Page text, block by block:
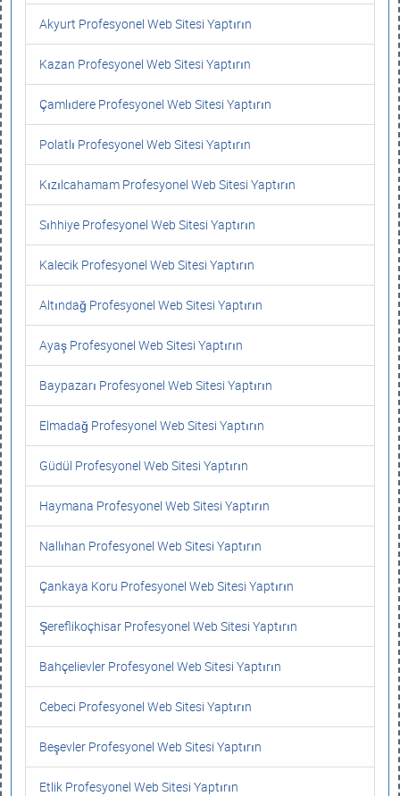
Akyurt Profesyonel Web Sitesi Yaptırın
Kazan Profesyonel Web Sitesi Yaptırın
Çamlıdere Profesyonel Web Sitesi Yaptırın
Polatlı Profesyonel Web Sitesi Yaptırın
Kızılcahamam Profesyonel Web Sitesi Yaptırın
Sıhhiye Profesyonel Web Sitesi Yaptırın
Kalecik Profesyonel Web Sitesi Yaptırın
Altındağ Profesyonel Web Sitesi Yaptırın
Ayaş Profesyonel Web Sitesi Yaptırın
Baypazarı Profesyonel Web Sitesi Yaptırın
Elmadağ Profesyonel Web Sitesi Yaptırın
Güdül Profesyonel Web Sitesi Yaptırın
Haymana Profesyonel Web Sitesi Yaptırın
Nallıhan Profesyonel Web Sitesi Yaptırın
Çankaya Koru Profesyonel Web Sitesi Yaptırın
Şereflikoçhisar Profesyonel Web Sitesi Yaptırın
Bahçelievler Profesyonel Web Sitesi Yaptırın
Cebeci Profesyonel Web Sitesi Yaptırın
Beşevler Profesyonel Web Sitesi Yaptırın
Etlik Profesyonel Web Sitesi Yaptırın